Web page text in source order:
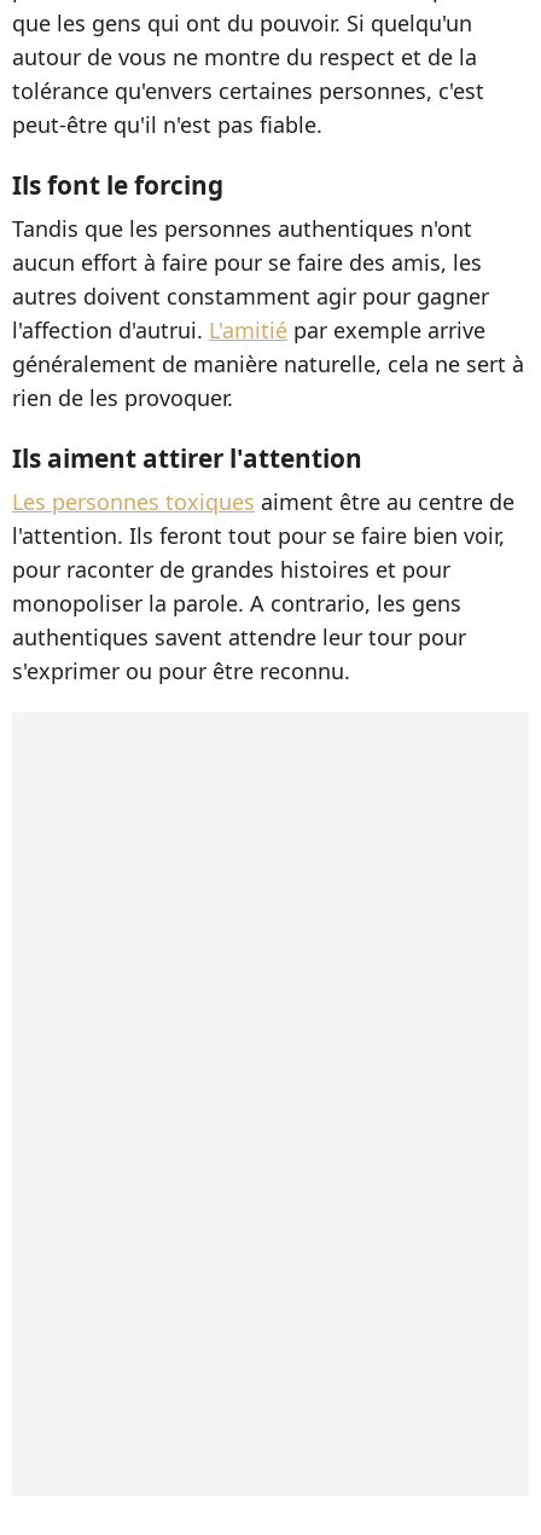
que les gens qui ont du pouvoir. Si quelqu'un
autour de vous ne montre du respect et de la
tolérance qu'envers certaines personnes, c'est
peut-être qu'il n'est pas fiable.
Ils font le forcing
Tandis que les personnes authentiques n'ont
aucun effort à faire pour se faire des amis, les
autres doivent constamment agir pour gagner
l'affection d'autrui. L'amitié par exemple arrive
généralement de manière naturelle, cela ne sert à
rien de les provoquer.
Ils aiment attirer l'attention
Les personnes toxiques aiment être au centre de
l'attention. Ils feront tout pour se faire bien voir,
pour raconter de grandes histoires et pour
monopoliser la parole. A contrario, les gens
authentiques savent attendre leur tour pour
s'exprimer ou pour être reconnu.